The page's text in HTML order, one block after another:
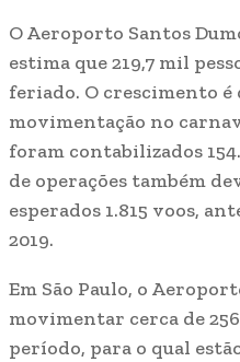
O Aeroporto Santos
estima que 219,7 mil
feriado. O crescimento é
movimentação no
foram contabilizados
de operações também
esperados 1.815 voos,
2019.
Em São Paulo, o
movimentar cerca de
período, para o qual